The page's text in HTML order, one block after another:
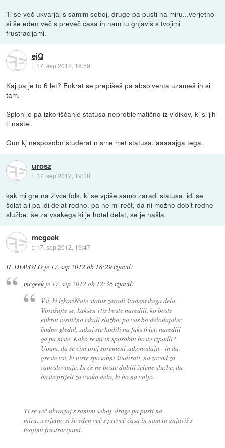
Ti se več ukvarjaj s samim seboj, druge pa pusti na miru...verjetno
si še eden več s preveč časa in nam tu gnjaviš s tvojimi
frustracijami.
ejQ
:: 17. sep 2012, 18:59
Kaj pa je to 6 let? Enkrat se prepišeš pa absolventa uzameš in si
tam.
Sploh je pa izkoriščanje statusa neproblematično iz vidikov, ki si jih
ti naštel.
Gun kj nesposobn študerat n sme met statusa, aaaaajga tega.
urosz
:: 17. sep 2012, 19:18
kak mi gre na živce folk, ki se vpiše samo zaradi statusa. idi se
šolat ali pa idi delat redno. pa ne mi rečt, da ni možno dobit redne
službe. še za vsakega ki je hotel delat, se je našla.
mcgeek
:: 17. sep 2012, 19:47
IL DIAVOLO je 17. sep 2012 ob 18:29izjavil:
mcgeekje 17. sep 2012 ob 12:36izjavil:
Vsi, ki izkoriščate status zaradi študentskega dela.
Vprašajte se, kakšen vtis boste naredili, ko boste
enkrat resnično iskali službo, pa vas bo delodajalec
čudno gledal, zakaj ste hodili na faks 6 let, naredili
ga pa niste. Kako resni in sposobni boste izpadli?
Upam, da se čim prej spremeni zakonodaja - in da
greste vsi, ki niste sposobni študirati, na zavod za
zaposlovanje. In če ne boste dobili želene službe, da
boste prijeli za vsako delo, ki bo na voljo.
Ti se več ukvarjaj s samim seboj, druge pa pusti na
miru...verjetno si še eden več s preveč časa in nam tu gnjaviš s
tvojimi frustracijami.